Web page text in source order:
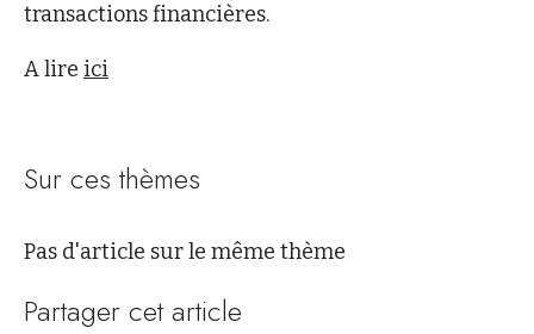
transactions financières.
A lire ici
Sur ces thèmes
Pas d'article sur le même thème
Partager cet article